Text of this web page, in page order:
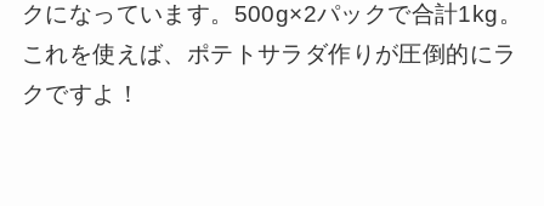
クになっています。500g×2パックで合計1kg。
これを使えば、ポテトサラダ作りが圧倒的にラ
クですよ！